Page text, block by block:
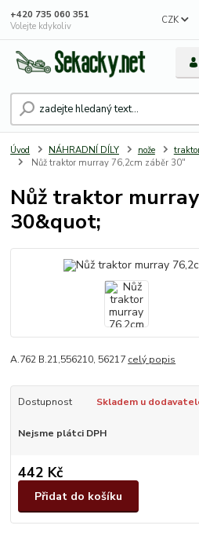
CZK
+420 735 060 351
Volejte kdykoliv
Úvod NÁHRADNÍ DÍLY nože
Nůž traktor murray 76,2cm záběr 30"
Nůž traktor
30&quot;
A.762 B.21,556210, 56217 celý popis
Dostupnost Skladem u
Nejsme plátci DPH
442 Kč
Přidat do košíku